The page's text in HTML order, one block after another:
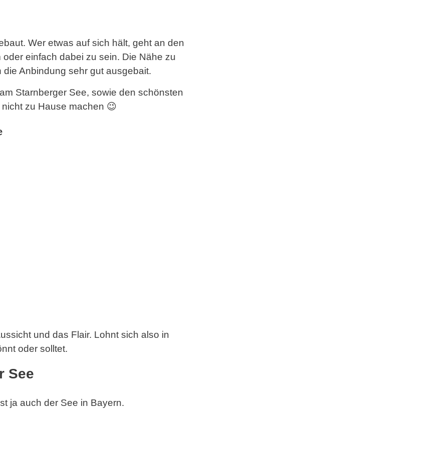
Wer etwas auf sich hält, geht an den
einfach dabei zu sein. Die Nähe zu
Anbindung sehr gut ausgebait.
Starnberger See, sowie den schönsten
zu Hause machen 😉
und das Flair. Lohnt sich also in
oder solltet.
See
ja auch der See in Bayern.